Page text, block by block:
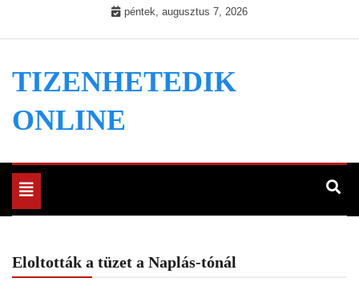
péntek, augusztus 7, 2026
TIZENHETEDIK
ONLINE
Toggle
navigation
Eloltották a tüzet a Naplás-tónál